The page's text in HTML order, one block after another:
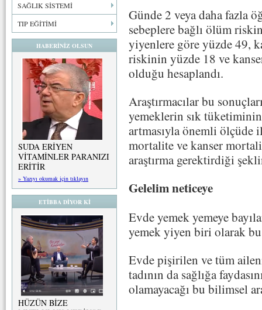
SAĞLIK SİSTEMİ
TIP EĞİTİMİ
HABERİNİZ OLSUN
SUDA ERİYEN
VİTAMİNLER PARANIZI
ERİTİR
» Yazıyı okumak için tıklayın
ETİBBA DİYOR Kİ
HÜZÜN BİZE
Günde 2 veya daha fazla
sebeplere bağlı ölüm
yiyenlere göre yüzde 49,
riskinin yüzde 18 ve
olduğu hesaplandı.
Araştırmacılar bu
yemeklerin sık
artmasıyla önemli
mortalite ve kanser
araştırma gerektirdiği
Gelelim neticeye
Evde yemek yemeye
yemek yiyen biri olarak
Evde pişirilen ve tüm
tadının da sağlığa
olamayacağı bu bilimsel